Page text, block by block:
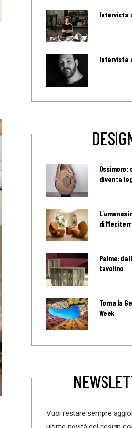
Intervista
Intervista
Ossimoro:
diventa
di
Palme:
tavolino
Torna la
Week
Vuoi restare sempre